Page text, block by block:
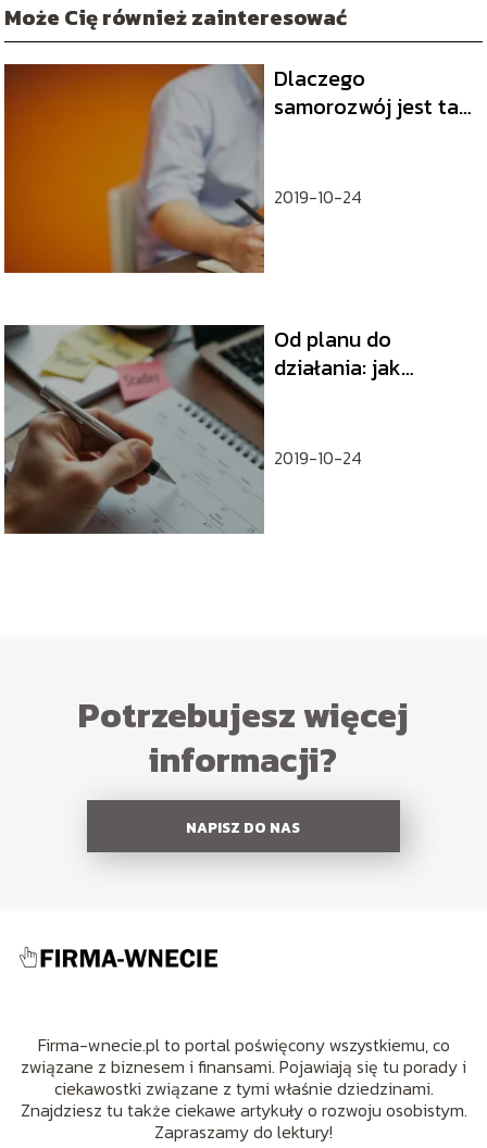
Może Cię również zainteresować
Dlaczego
samorozwój jest tak
2019-10-24
Od planu do
działania: jak
codzienne procesy
2019-10-24
Potrzebujesz więcej
informacji?
NAPISZ DO NAS
Firma-wnecie.pl to portal poświęcony wszystkiemu, co
związane z biznesem i finansami. Pojawiają się tu porady i
ciekawostki związane z tymi właśnie dziedzinami.
Znajdziesz tu także ciekawe artykuły o rozwoju osobistym.
Zapraszamy do lektury!